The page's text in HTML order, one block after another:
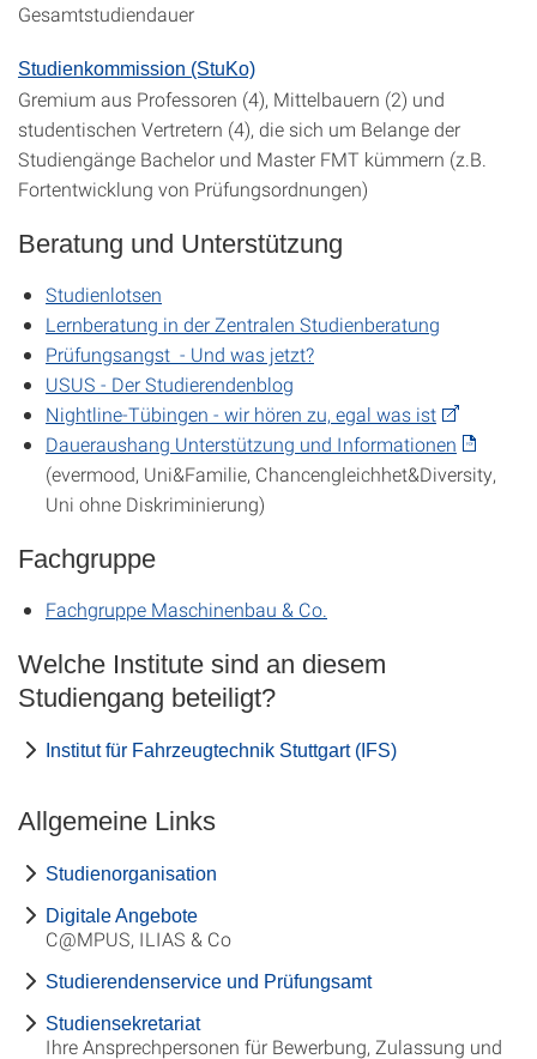
Gesamtstudiendauer
Studienkommission (StuKo)
Gremium aus Professoren (4), Mittelbauern (2) und
studentischen Vertretern (4), die sich um Belange der
Studiengänge Bachelor und Master FMT kümmern (z.B.
Fortentwicklung von Prüfungsordnungen)
Beratung und Unterstützung
Studienlotsen
Lernberatung in der Zentralen Studienberatung
Prüfungsangst - Und was jetzt?
USUS - Der Studierendenblog
Nightline-Tübingen - wir hören zu, egal was ist
Daueraushang Unterstützung und Informationen
(evermood, Uni&Familie, Chancengleichhet&Diversity,
Uni ohne Diskriminierung)
Fachgruppe
Fachgruppe Maschinenbau & Co.
Welche Institute sind an diesem
Studiengang beteiligt?
Institut für Fahrzeugtechnik Stuttgart (IFS)
Allgemeine Links
Studienorganisation
Digitale Angebote
C@MPUS, ILIAS & Co
Studierendenservice und Prüfungsamt
Studiensekretariat
Ihre Ansprechpersonen für Bewerbung, Zulassung und